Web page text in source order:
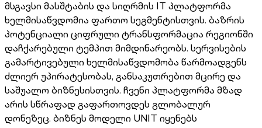
მსგავსი მასშტაბის და სიღრმის IT პლატფორმა
ხელმისაწვდომია ფართო სეგმენტისთვის. ბაზრის
პოტენციალი ციფრული ტრანსფორმაცია რეგიონში
დაჩქარებული ტემპით მიმდინარეობს. სერვისების
გამარტივებული ხელმისაწვდომობა წარმოადგენს
ძლიერ უპირატესობას, განსაკუთრებით მცირე და
საშუალო ბიზნესისთვის. ჩვენი პლატფორმა მზად
არის სწრაფად გაფართოვდეს გლობალურ
დონეზეც. ბიზნეს მოდელი UNIT იყენებს